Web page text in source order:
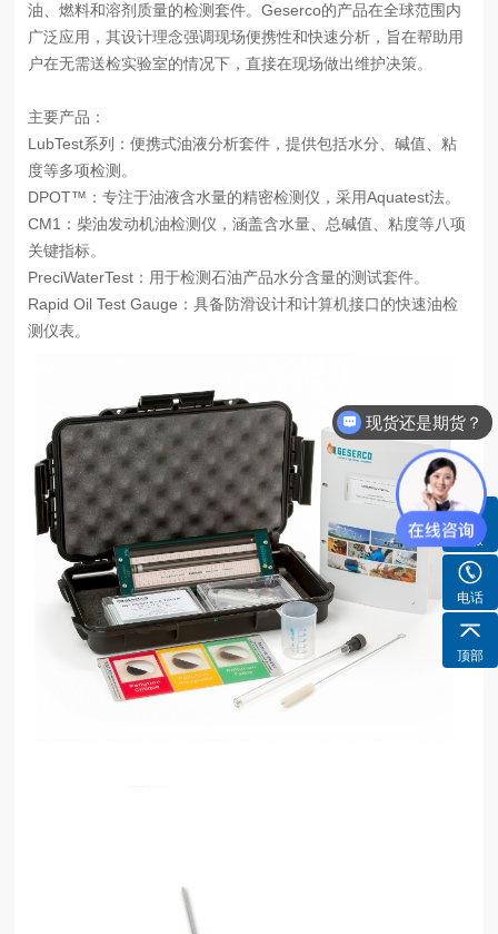
油、燃料和溶剂质量的检测套件。Geserco的产品在全球范围内
广泛应用，其设计理念强调现场便携性和快速分析，旨在帮助用
户在无需送检实验室的情况下，直接在现场做出维护决策。
主要产品：
LubTest系列：便携式油液分析套件，提供包括水分、碱值、粘
度等多项检测。
DPOT™：专注于油液含水量的精密检测仪，采用Aquatest法。
CM1：柴油发动机油检测仪，涵盖含水量、总碱值、粘度等八项
关键指标。
PreciWaterTest：用于检测石油产品水分含量的测试套件。
Rapid Oil Test Gauge：具备防滑设计和计算机接口的快速油检
测仪表。
客服
电话
顶部
现货还是期货？